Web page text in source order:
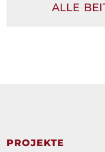
ALLE
PROJEKTE